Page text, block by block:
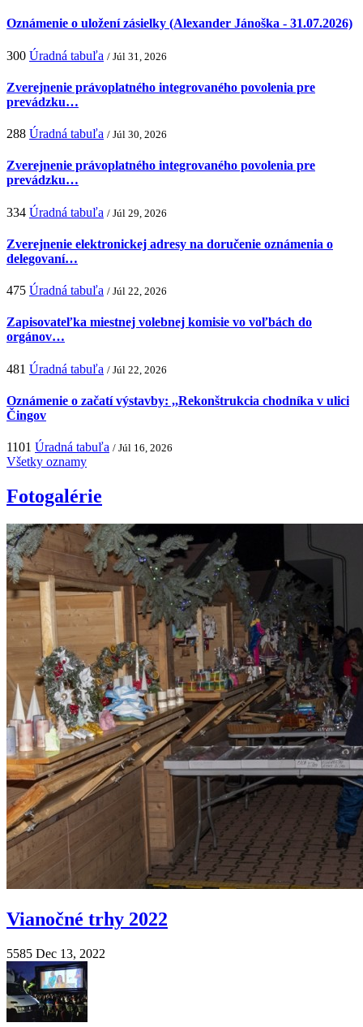
Oznámenie o uložení zásielky (Alexander Jánoška - 31.07.2026)
300 Úradná tabuľa / Júl 31, 2026
Zverejnenie právoplatného integrovaného povolenia pre
prevádzku…
288 Úradná tabuľa / Júl 30, 2026
Zverejnenie právoplatného integrovaného povolenia pre
prevádzku…
334 Úradná tabuľa / Júl 29, 2026
Zverejnenie elektronickej adresy na doručenie oznámenia o
delegovaní…
475 Úradná tabuľa / Júl 22, 2026
Zapisovateľka miestnej volebnej komisie vo voľbách do
orgánov…
481 Úradná tabuľa / Júl 22, 2026
Oznámenie o začatí výstavby: ,,Rekonštrukcia chodníka v ulici
Čingov
1101 Úradná tabuľa / Júl 16, 2026
Všetky oznamy
Fotogalérie
Vianočné trhy 2022
5585 Dec 13, 2022